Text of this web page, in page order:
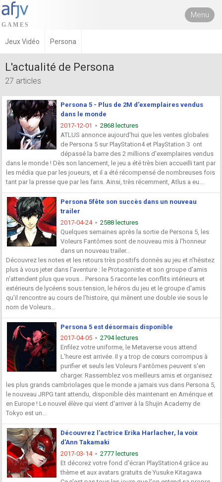
Menu
Jeux Vidéo Persona
L'actualité de Persona
27 articles
Persona 5 - Plus de 2M d'exemplaires vendus
dans le monde
2017-12-01
2868 lectures
ATLUS annonce aujourd'hui que les ventes globales
de Persona 5 sur PlayStation4 et PlayStation３ ont
dépassé la barre des 2 millions d'exemplaires vendus
dans le monde ! Dès son lancement, le jeu a été très bien accueilli tant par
les média que par les joueurs, et il a été récompensé de nombreuses fois
tant par la presse que par les fans. Ainsi, très récemment, Atlus a eu...
Persona 5fête son succès dans un nouveau
trailer
2017-04-24
2588 lectures
Quelques semaines après la sortie de Persona 5, les
Voleurs Fantômes sont de nouveau mis à l'honneur
dans un nouveau trailer...
Découvrez les notes et les retours très positifs donnés au jeu et n'hésitez
plus à vous jeter dans l'aventure : le Protagoniste et son groupe d'amis
n'attendent plus que vous... Persona 5 raconte les conflits intérieurs et
extérieurs de lycéens sous tension, le héros du jeu et le groupe d'amis
qu'il rencontre au cours de l'histoire, qui mènent une double vie sous le
nom de Voleurs...
Persona 5 est désormais disponible
2017-04-05
2794 lectures
Enfilez votre uniforme, le Metaverse vous attend
L'heure est arrivée. Il y a trop de cœurs corrompus à
purifier et seuls les Voleurs Fantômes peuvent s'en
charger. Rassemblez vos meilleurs amis et organisez
les plus grands cambriolages que le monde a jamais vus dans Persona 5,
le nouveau JRPG tant attendu, disponible dès maintenant en Amérique et
en Europe ! Le nouvel élève qui vient d'arriver à la Shujin Academy de
Tokyo est un...
Découvrez l'actrice Erika Harlacher, la voix
d'Ann Takamaki
2017-03-14
2777 lectures
Et décorez votre fond d'écran PlayStation4 grâce au
thème et aux avatars gratuits de Yusuke Kitagawa